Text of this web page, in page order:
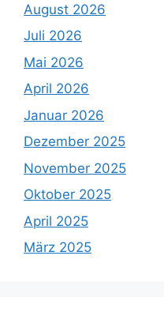
August 2026
Juli 2026
Mai 2026
April 2026
Januar 2026
Dezember 2025
November 2025
Oktober 2025
April 2025
März 2025